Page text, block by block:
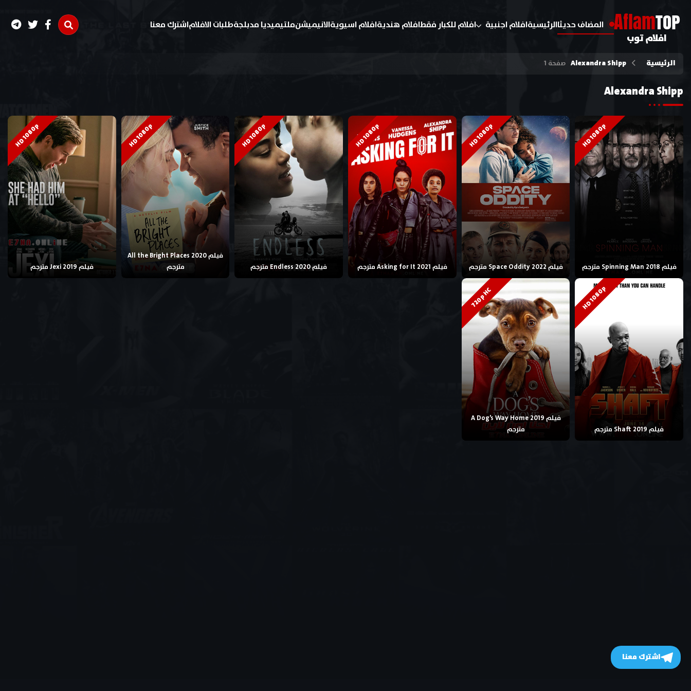
AflamTOP
افلام توب
المضاف حديثاالرئيسيةافلام اجنبية افلام للكبار فقطافلام هنديةافلام اسيويةالانيميشنملتيميديا مدبلجةطلبات الافلاماشترك معنا
الرئيسية Alexandra Shipp صفحة 1
Alexandra Shipp
HD 1080p
فيلم Spinning Man 2018 مترجم
HD 1080p
فيلم Space Oddity 2022 مترجم
HD 1080p
فيلم Asking for It 2021 مترجم
HD 1080p
فيلم Endless 2020 مترجم
HD 1080p
فيلم All the Bright Places 2020
مترجم
HD 1080p
فيلم Jexi 2019 مترجم
HD 1080p
فيلم Shaft 2019 مترجم
720p HC
فيلم A Dog’s Way Home 2019
مترجم
اشترك معنا